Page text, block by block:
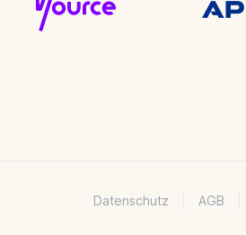
Datenschutz AGB